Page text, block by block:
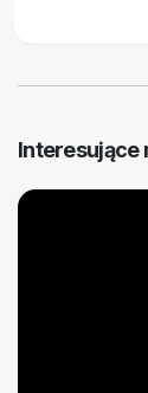
Interesujące